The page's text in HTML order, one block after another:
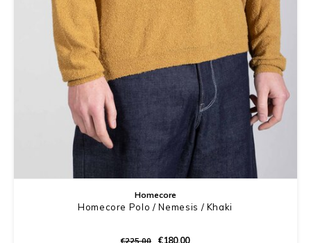
Homecore
Homecore Polo / Nemesis / Khaki
€225,00 €180,00